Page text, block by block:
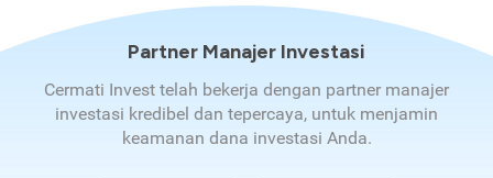
Partner Manajer Investasi
Cermati Invest telah bekerja dengan partner manajer
investasi kredibel dan tepercaya, untuk menjamin
keamanan dana investasi Anda.